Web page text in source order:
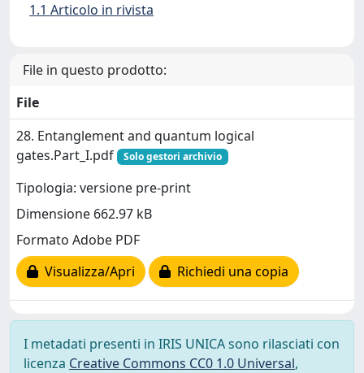
1.1 Articolo in rivista
File in questo prodotto:
File
28. Entanglement and quantum logical
gates.Part_I.pdf
Solo gestori archivio
Tipologia: versione pre-print
Dimensione 662.97 kB
Formato Adobe PDF
Visualizza/Apri
Richiedi una copia
I metadati presenti in IRIS UNICA sono rilasciati con
licenza Creative Commons CC0 1.0 Universal,